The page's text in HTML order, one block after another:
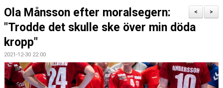
HEM
NYHETER
TRUPPEN
MATCHER
>
<
Ola Månsson efter moralsegern:
"Trodde det skulle ske över min döda
kropp"
2021-12-30 22:00